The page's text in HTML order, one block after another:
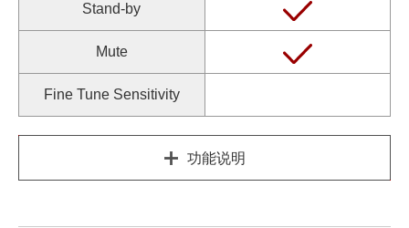
Stand-by
Mute
Fine Tune Sensitivity
功能说明